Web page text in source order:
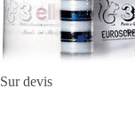
Sur devis